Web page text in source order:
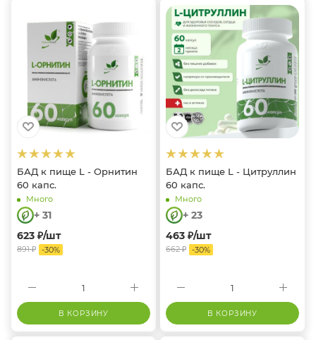
БАД к пище L - Орнитин
60 капс.
Много
+ 31
623 ₽/шт
891₽ -30%
В КОРЗИНУ
БАД к пище L - Цитруллин
60 капс.
Много
+ 23
463 ₽/шт
662₽ -30%
В КОРЗИНУ